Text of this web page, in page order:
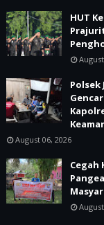
HUT
Polsek
August 06, 2026
Cegah